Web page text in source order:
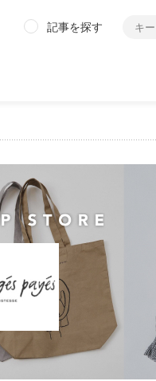
記事を探す